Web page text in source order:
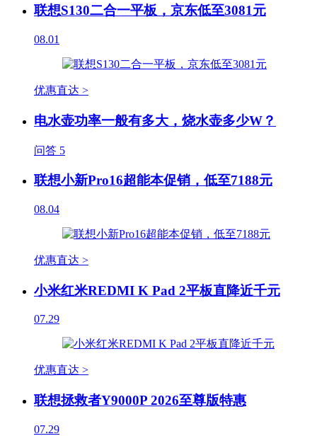
联想S130二合一平板，京东低至3081元
08.01
优惠直达 >
电水壶功率一般有多大，烧水壶多少W？
问答 5
联想小新Pro16超能本促销，低至7188元
08.04
优惠直达 >
小米红米REDMI K Pad 2平板直降近千元
07.29
优惠直达 >
联想拯救者Y9000P 2026至尊版特惠
07.29